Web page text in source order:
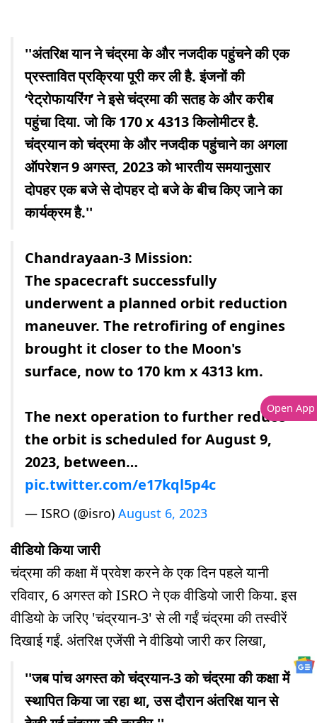
''अंतरिक्ष यान ने चंद्रमा के और नजदीक पहुंचने की एक
प्रस्तावित प्रक्रिया पूरी कर ली है. इंजनों की
‘रेट्रोफायरिंग’ ने इसे चंद्रमा की सतह के और करीब
पहुंचा दिया. जो कि 170 x 4313 किलोमीटर है.
चंद्रयान को चंद्रमा के और नजदीक पहुंचाने का अगला
ऑपरेशन 9 अगस्त, 2023 को भारतीय समयानुसार
दोपहर एक बजे से दोपहर दो बजे के बीच किए जाने का
कार्यक्रम है.''
Chandrayaan-3 Mission:
The spacecraft successfully
underwent a planned orbit reduction
maneuver. The retrofiring of engines
brought it closer to the Moon's
surface, now to 170 km x 4313 km.
The next operation to further reduce
the orbit is scheduled for August 9,
2023, between…
pic.twitter.com/e17kql5p4c
— ISRO (@isro) August 6, 2023
वीडियो किया जारी
चंद्रमा की कक्षा में प्रवेश करने के एक दिन पहले यानी
रविवार, 6 अगस्त को ISRO ने एक वीडियो जारी किया. इस
वीडियो के जरिए 'चंद्रयान-3' से ली गईं चंद्रमा की तस्वीरें
दिखाई गईं. अंतरिक्ष एजेंसी ने वीडियो जारी कर लिखा,
''जब पांच अगस्त को चंद्रयान-3 को चंद्रमा की कक्षा में
स्थापित किया जा रहा था, उस दौरान अंतरिक्ष यान से
Open App